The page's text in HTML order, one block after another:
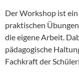
Der Workshop ist
praktischen
die eigene Arbeit.
pädagogische
Fachkraft der